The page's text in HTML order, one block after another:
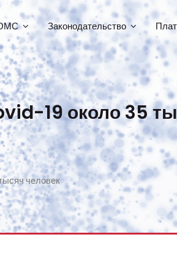
Законодательство
19 около 35
человек